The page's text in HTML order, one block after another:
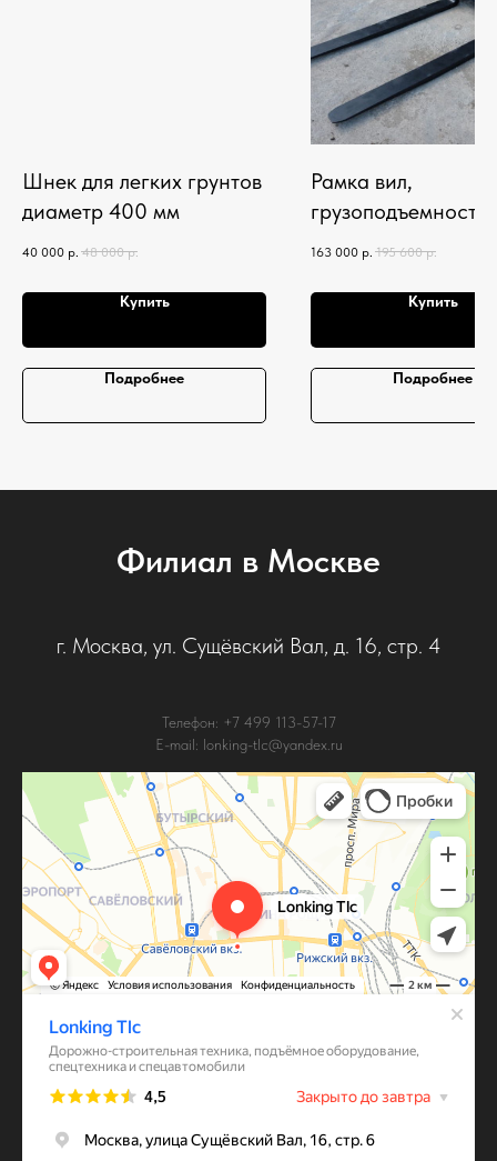
Шнек для легких грунтов
диаметр 400 мм
40 000 р. 48 000 р.
Купить
Подробнее
Рамка вил,
кг
163 000 р. 195 600 р.
Купить
Подробнее
Филиал в Москве
г. Москва, ул. Сущёвский Вал, д. 16, стр. 4
Телефон: +7 499 113-57-17
E-mail: lonking-tlc@yandex.ru